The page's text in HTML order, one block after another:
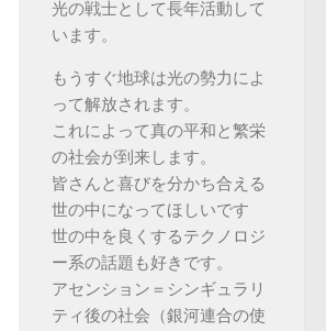
光の戦士として長年活動して
います。
もうすぐ地球は光の勢力によ
って解放されます。
これによって真の平和と繁栄
の社会が到来します。
皆さんと喜びを分かち合える
世の中になってほしいです
世の中を良くするテクノロジ
ー系の話題も好きです。
アセンション＝シンギュラリ
ティ後の社会（銀河連合の使